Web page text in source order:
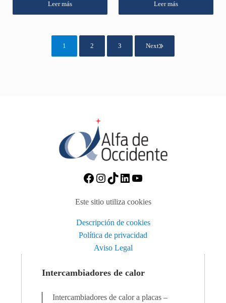
Leer más Leer más
1 2 3 Next
https://www.facebook.com/
Instagram
TikTok
https://
https://
Este sitio utiliza cookies
Descripción de cookies
Política de privacidad
Aviso Legal
Intercambiadores de calor
Intercambiadores de calor a placas –